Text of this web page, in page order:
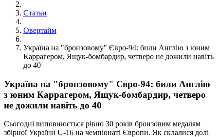
Статьи
Овертайм
Україна на "бронзовому" Євро-94: били Англію з юним
Каррагером, Ящук-бомбардир, четверо не дожили навіть
до 40
Україна на "бронзовому" Євро-94: били Англію
з юним Каррагером, Ящук-бомбардир, четверо
не дожили навіть до 40
Сьогодні виповнюється рівно 30 років бронзовим медалям
збірної України U-16 на чемпіонаті Європи. Як склалися долі